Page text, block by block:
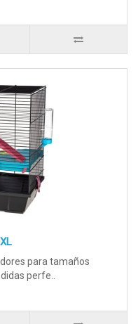
para tamaños
perfe..